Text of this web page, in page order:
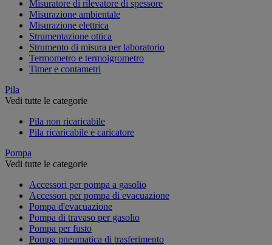
Misuratore di rilevatore di spessore
Misurazione ambientale
Misurazione elettrica
Strumentazione ottica
Strumento di misura per laboratorio
Termometro e termoigrometro
Timer e contametri
Pila
Vedi tutte le categorie
Pila non ricaricabile
Pila ricaricabile e caricatore
Pompa
Vedi tutte le categorie
Accessori per pompa a gasolio
Accessori per pompa di evacuazione
Pompa d'evacuazione
Pompa di travaso per gasolio
Pompa per fusto
Pompa pneumatica di trasferimento